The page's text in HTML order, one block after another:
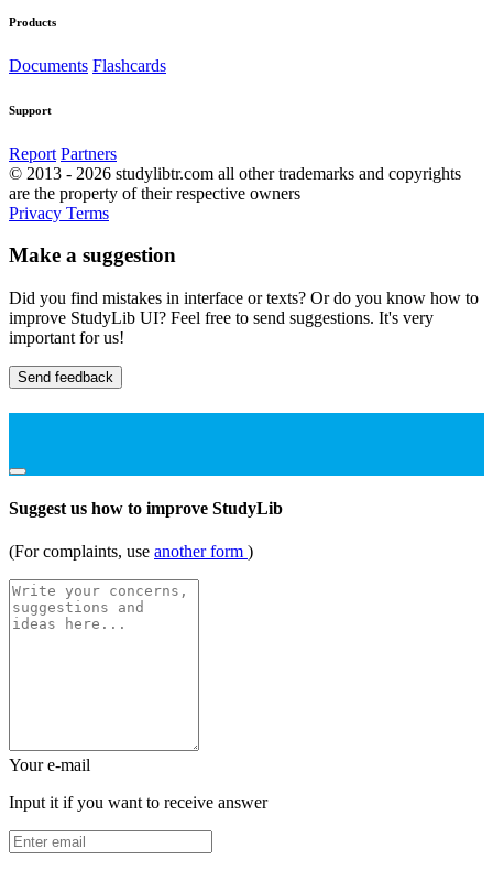
Products
Documents Flashcards
Support
Report Partners
© 2013 - 2026 studylibtr.com all other trademarks and copyrights
are the property of their respective owners
Privacy Terms
Make a suggestion
Did you find mistakes in interface or texts? Or do you know how to
improve StudyLib UI? Feel free to send suggestions. It's very
important for us!
Send feedback
Suggest us how to improve StudyLib
(For complaints, use another form )
Your e-mail
Input it if you want to receive answer